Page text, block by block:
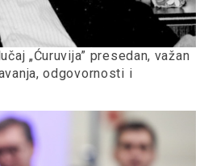
„Ćuruvija” presedan, važan
odgovornosti i